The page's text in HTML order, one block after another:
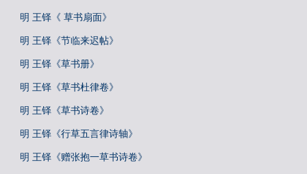
明 王铎《 草书扇面》
明 王铎《节临来迟帖》
明 王铎《草书册》
明 王铎《草书杜律卷》
明 王铎《草书诗卷》
明 王铎《行草五言律诗轴》
明 王铎《赠张抱一草书诗卷》